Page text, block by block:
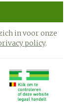
in voor onze
policy.